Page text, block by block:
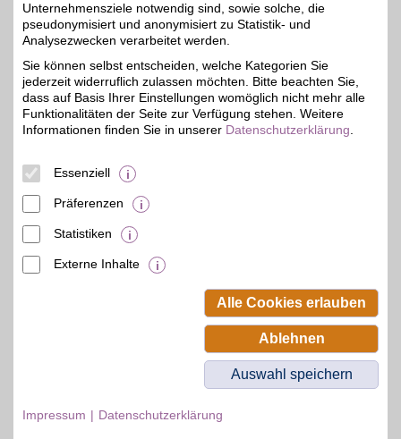
N.L. Chrestensen
Ihr Gartenversandhaus,
der Onlineshop der Firma
N.L.Chrestensen.
Blumenzwiebeln, Saatgut
oder Pflanzen, Rosen-,
Zier- oder Obstgehölze,
Beamten-Selbsthilfewerk GmbH.
Unternehmensziele notwendig sind, sowie solche, die
pseudonymisiert und anonymisiert zu Statistik- und
Analysezwecken verarbeitet werden.
Sie können selbst entscheiden, welche Kategorien Sie
jederzeit widerruflich zulassen möchten. Bitte beachten Sie,
dass auf Basis Ihrer Einstellungen womöglich nicht mehr alle
Funktionalitäten der Seite zur Verfügung stehen. Weitere
Informationen finden Sie in unserer Datenschutzerklärung
Essenziell
Präferenzen
Statistiken
Externe Inhalte
Alle Cookies erlauben
Ablehnen
Auswahl speichern
Impressum Datenschutzerklärung